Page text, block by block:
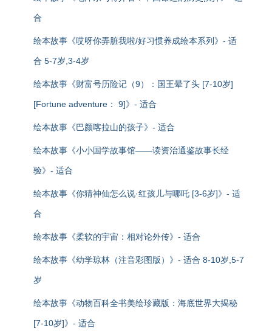
合
绘本故事《哎呀你弄脏我啦/好习惯养成绘本系列》- 适
合 5-7岁,3-4岁
绘本故事《财富号历险记（9）：国王晕了头 [7-10岁]
[Fortune adventure： 9]》- 适合
绘本故事《巴颜喀拉山的孩子》- 适合
绘本故事《小小国学故事馆——读资治通鉴故事长经
验》- 适合
绘本故事《你猜神仙怎么说·红孩儿与哪吒 [3-6岁]》- 适
合
绘本故事《柔软的宇宙：相对论外传》- 适合
绘本故事《幼学琼林（注音彩图版）》- 适合 8-10岁,5-7
岁
绘本故事《动物百科全书美绘珍藏版：海底世界大揭秘
[7-10岁]》- 适合